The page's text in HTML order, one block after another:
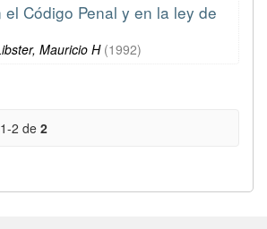
Código Penal y en la ley de
Mauricio H (1992)
2 de2